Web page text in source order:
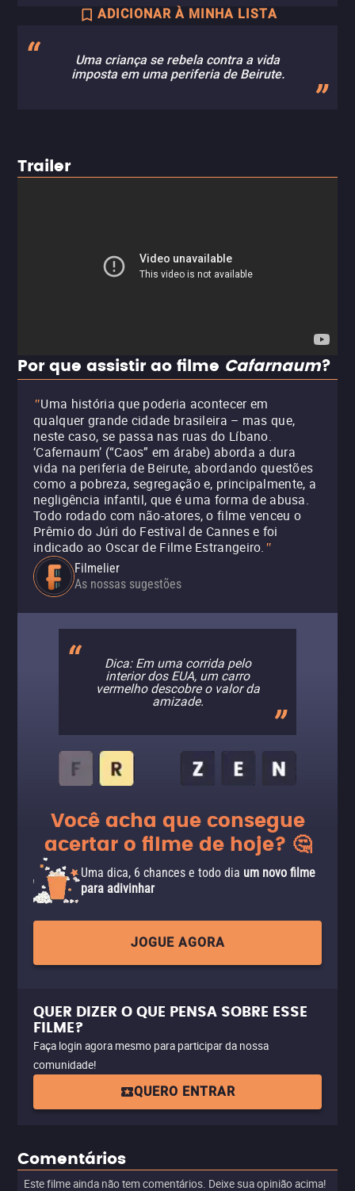
ADICIONAR À MINHA LISTA
Uma criança se rebela contra a vida
imposta em uma periferia de Beirute.
Trailer
Por que assistir ao filme Cafarnaum?
"Uma história que poderia acontecer em
qualquer grande cidade brasileira – mas que,
neste caso, se passa nas ruas do Líbano.
‘Cafernaum’ (“Caos” em árabe) aborda a dura
vida na periferia de Beirute, abordando questões
como a pobreza, segregação e, principalmente, a
negligência infantil, que é uma forma de abusa.
Todo rodado com não-atores, o filme venceu o
Prêmio do Júri do Festival de Cannes e foi
indicado ao Oscar de Filme Estrangeiro. "
Filmelier
As nossas sugestões
Dica: Em uma corrida pelo
interior dos EUA, um carro
vermelho descobre o valor da
amizade.
Você acha que consegue
acertar o filme de hoje? 🤔
Uma dica, 6 chances e todo dia um novo filme
para adivinhar
JOGUE AGORA
QUER DIZER O QUE PENSA SOBRE ESSE
FILME?
Faça login agora mesmo para participar da nossa
comunidade!
QUERO ENTRAR
Comentários
Este filme ainda não tem comentários. Deixe sua opinião acima!